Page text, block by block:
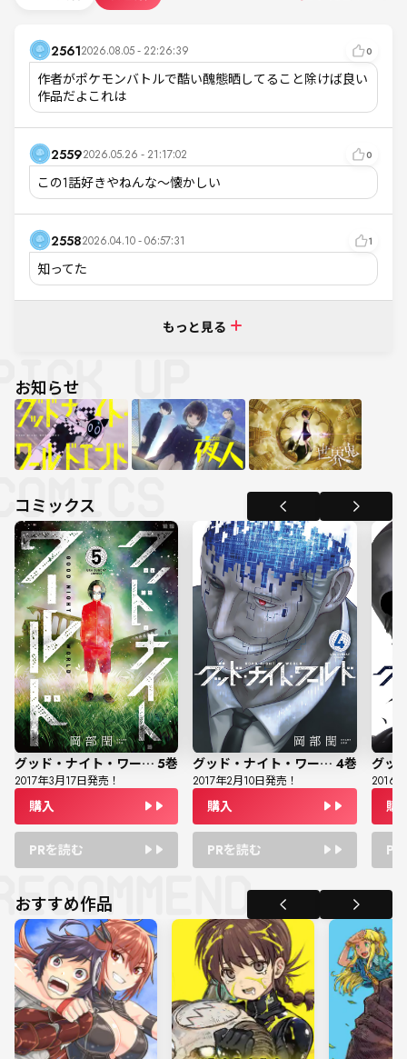
25612026.08.05 - 22:26:39 0
作者がポケモンバトルで酷い醜態晒してること除けば良い
作品だよこれは
25592026.05.26 - 21:17:02 0
この1話好きやねんな〜懐かしい
25582026.04.10 - 06:57:31 1
知ってた
もっと見る
お知らせ
コミックス
グッド・ナイト・ワールド 5巻
2017年3月17日発売！
購入
PRを読む
グッド・ナイト・ワールド 4巻
2017年2月10日発売！
購入
PRを読む
2016
購
おすすめ作品